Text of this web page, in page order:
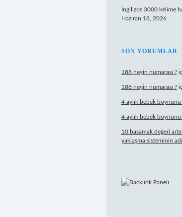
İngilizce 3000 kelime
Haziran 18, 2026
SON YORUMLAR
188 neyin numarası ?
188 neyin numarası ?
4 aylık bebek
4 aylık bebek
10 basamak değeri
yaklaşma sisteminin